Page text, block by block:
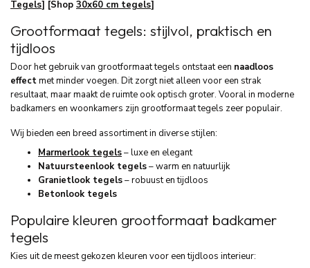
Tegels] [Shop 30x60 cm tegels]
Grootformaat tegels: stijlvol, praktisch en
tijdloos
Door het gebruik van grootformaat tegels ontstaat een naadloos
effectmet minder voegen. Dit zorgt niet alleen voor een strak
resultaat, maar maakt de ruimte ook optisch groter. Vooral in moderne
badkamers en woonkamers zijn grootformaat tegels zeer populair.
Wij bieden een breed assortiment in diverse stijlen:
Marmerlook tegels– luxe en elegant
Natuursteenlook tegels– warm en natuurlijk
Granietlook tegels– robuust en tijdloos
Betonlook tegels
Populaire kleuren grootformaat badkamer
tegels
Kies uit de meest gekozen kleuren voor een tijdloos interieur: